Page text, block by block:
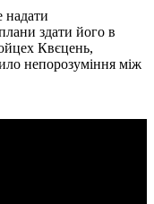
надати
здати його в
Квєцень,
непорозуміння між